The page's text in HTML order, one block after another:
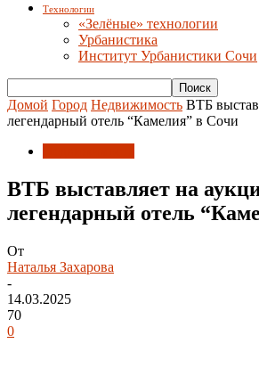
Технологии
«Зелёные» технологии
Урбанистика
Институт Урбанистики Сочи
Домой Город Недвижимость ВТБ
легендарный отель “Камелия” в Сочи
ВТБ выставляет на
легендарный отель
От
Наталья Захарова
-
14.03.2025
70
0